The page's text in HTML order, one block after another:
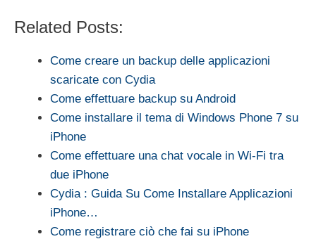
Related Posts:
Come creare un backup delle applicazioni
scaricate con Cydia
Come effettuare backup su Android
Come installare il tema di Windows Phone 7 su
iPhone
Come effettuare una chat vocale in Wi-Fi tra
due iPhone
Cydia : Guida Su Come Installare Applicazioni
iPhone…
Come registrare ciò che fai su iPhone